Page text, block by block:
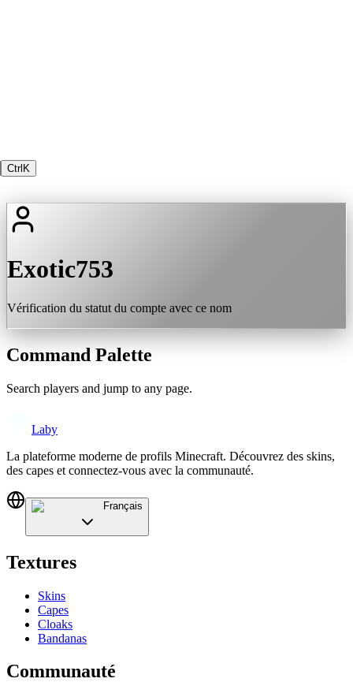
Ctrl K
Exotic753
Vérification du statut du compte avec ce nom
Command Palette
Search players and jump to any page.
Laby
La plateforme moderne de profils Minecraft. Découvrez des skins,
des capes et connectez-vous avec la communauté.
Français
Textures
Skins
Capes
Cloaks
Bandanas
Communauté